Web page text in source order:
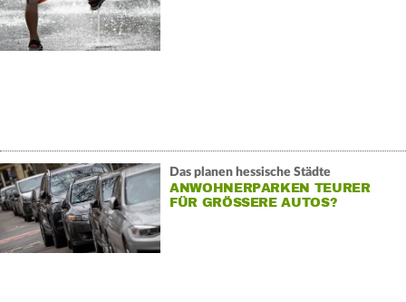
Das planen hessische Städte
ANWOHNERPARKEN TEURER
FÜR GRÖSSERE AUTOS?